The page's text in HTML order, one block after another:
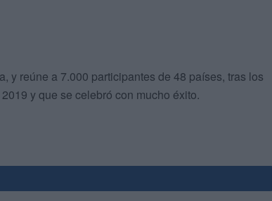
y reúne a 7.000 participantes de 48 países, tras los
y que se celebró con mucho éxito.